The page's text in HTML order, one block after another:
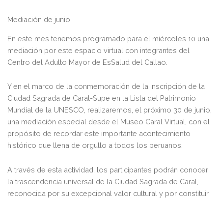
Mediación de junio
En este mes tenemos programado para el miércoles 10 una
mediación por este espacio virtual con integrantes del
Centro del Adulto Mayor de EsSalud del Callao.
Y en el marco de la conmemoración de la inscripción de la
Ciudad Sagrada de Caral-Supe en la Lista del Patrimonio
Mundial de la UNESCO, realizaremos, el próximo 30 de junio,
una mediación especial desde el Museo Caral Virtual, con el
propósito de recordar este importante acontecimiento
histórico que llena de orgullo a todos los peruanos.
A través de esta actividad, los participantes podrán conocer
la trascendencia universal de la Ciudad Sagrada de Caral,
reconocida por su excepcional valor cultural y por constituir